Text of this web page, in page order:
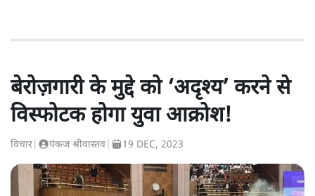
बेरोज़गारी के मुद्दे को ‘अदृश्य’ करने से
विस्फोटक होगा युवा आक्रोश!
विचार पंकज श्रीवास्तव 19 DEC, 2023